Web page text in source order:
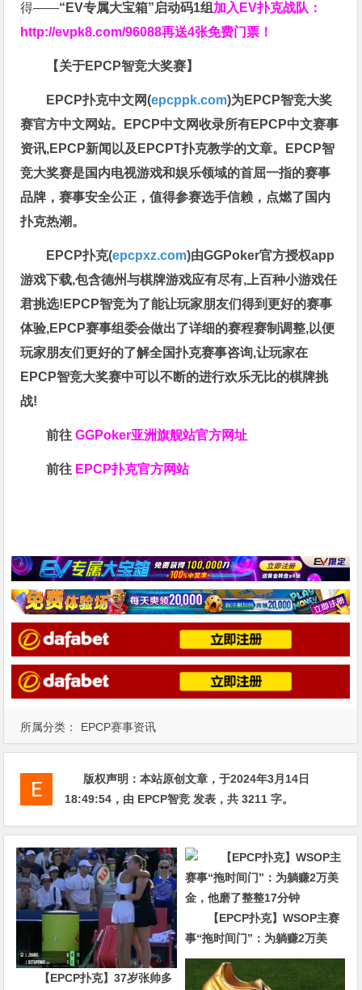
所属分类： EPCP赛事资讯
得——“EV专属大宝箱”启动码1组 加入EV扑克战队：
http://evpk8.com/96088再送4张免费门票！
【关于EPCP智竞大奖赛】
EPCP扑克中文网(epcppk.com)为EPCP智竞大奖
赛官方中文网站。EPCP中文网收录所有EPCP中文赛事
资讯,EPCP新闻以及EPCPT扑克教学的文章。EPCP智
竞大奖赛是国内电视游戏和娱乐领域的首屈一指的赛事
品牌，赛事安全公正，值得参赛选手信赖，点燃了国内
扑克热潮。
EPCP扑克(epcpxz.com)由GGPoker官方授权app
游戏下载,包含德州与棋牌游戏应有尽有,上百种小游戏任
君挑选!EPCP智竞为了能让玩家朋友们得到更好的赛事
体验,EPCP赛事组委会做出了详细的赛程赛制调整,以便
玩家朋友们更好的了解全国扑克赛事咨询,让玩家在
EPCP智竞大奖赛中可以不断的进行欢乐无比的棋牌挑
战!
前往GGPoker亚洲旗舰站官方网址
前往 EPCP扑克官方网站
版权声明：本站原创文章，于2024年3月14日
18:49:54 ，由 EPCP智竞 发表，共 3211 字。
【EPCP扑克】37岁张帅多
【EPCP扑克】WSOP主赛
事“拖时间门”：为躺赚2万美
金，他磨了整整17分钟